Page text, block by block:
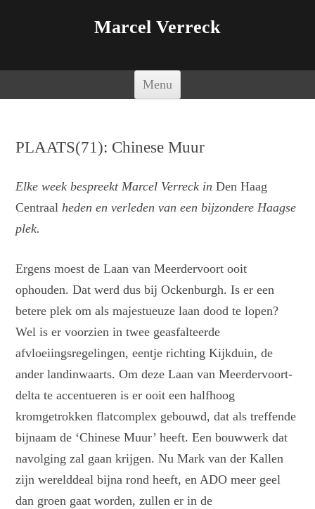
Marcel Verreck
Menu
PLAATS(71): Chinese Muur
Elke week bespreekt Marcel Verreck in Den Haag
Centraal heden en verleden van een bijzondere Haagse
plek.
Ergens moest de Laan van Meerdervoort ooit
ophouden. Dat werd dus bij Ockenburgh. Is er een
betere plek om als majestueuze laan dood te lopen?
Wel is er voorzien in twee geasfalteerde
afvloeiingsregelingen, eentje richting Kijkduin, de
ander landinwaarts. Om deze Laan van Meerdervoort-
delta te accentueren is er ooit een halfhoog
kromgetrokken flatcomplex gebouwd, dat als treffende
bijnaam de ‘Chinese Muur’ heeft. Een bouwwerk dat
navolging zal gaan krijgen. Nu Mark van der Kallen
zijn werelddeal bijna rond heeft, en ADO meer geel
dan groen gaat worden, zullen er in de